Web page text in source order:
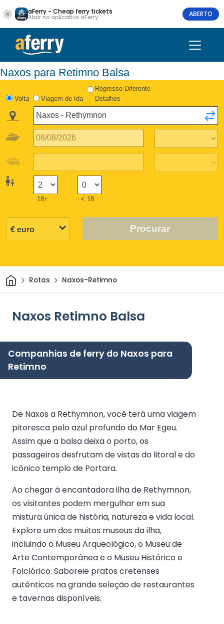
aFerry - Cheap ferry tickets
Abrir no aplicativo aFerry ABERTO
Naxos para Retimno Balsa
Volta Viagem de Ida
Regresso Diferente
Detalhes
18+ < 18
Procurar
CasaRotas Naxos-Retimno
Naxos Retimno Balsa
Companhias de ferry do Naxos para
Retimno
De Naxos a Rethymnon, você terá uma viagem
pitoresca pelo azul profundo do Mar Egeu.
Assim que a balsa deixa o porto, os
passageiros desfrutam de vistas do litoral e do
icônico templo de Portara.
Ao chegar à encantadora ilha de Rethymnon,
os visitantes podem mergulhar em sua
mistura única de história, natureza e vida local.
Explore um dos muitos museus da ilha,
incluindo o Museu Arqueológico, o Museu de
Arte Contemporânea e o Museu Histórico e
Folclórico. Saboreie pratos cretenses
autênticos na grande seleção de restaurantes
e tavernas disponíveis.